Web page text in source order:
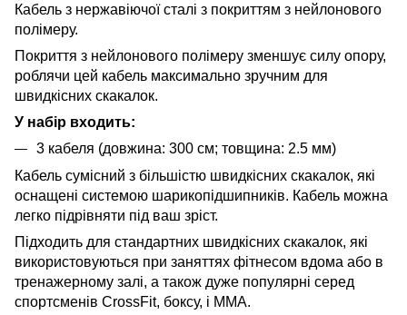
Кабель з нержавіючої сталі з покриттям з нейлонового
полімеру.
Покриття з нейлонового полімеру зменшує силу опору,
роблячи цей кабель максимально зручним для
швидкісних скакалок.
У набір входить:
3 кабеля (довжина: 300 см; товщина: 2.5 мм)
Кабель сумісний з більшістю швидкісних скакалок, які
оснащені системою шарикопідшипників. Кабель можна
легко підрівняти під ваш зріст.
Підходить для стандартних швидкісних скакалок, які
використовуються при заняттях фітнесом вдома або в
тренажерному залі, а також дуже популярні серед
спортсменів CrossFit, боксу, і MMA.